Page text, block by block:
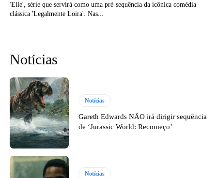
'Elle', série que servirá como uma pré-sequência da icônica comédia
clássica 'Legalmente Loira'. Nas...
Notícias
Notícias
Gareth Edwards NÃO irá dirigir sequência
de ‘Jurassic World: Recomeço’
Notícias